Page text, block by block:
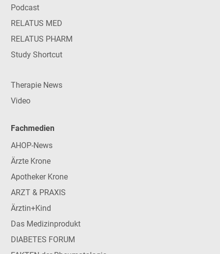
Podcast
RELATUS MED
RELATUS PHARM
Study Shortcut
Therapie News
Video
Fachmedien
AHOP-News
Ärzte Krone
Apotheker Krone
ARZT & PRAXIS
Ärztin+Kind
Das Medizinprodukt
DIABETES FORUM